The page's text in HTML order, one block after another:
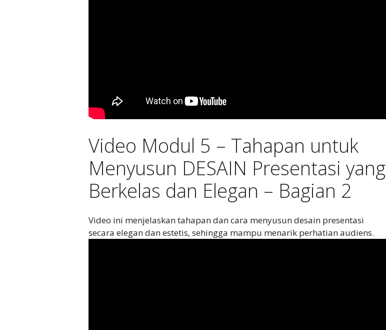
Video Modul 5 – Tahapan untuk
Menyusun DESAIN Presentasi yang
Berkelas dan Elegan – Bagian 2
Video ini menjelaskan tahapan dan cara menyusun desain presentasi
secara elegan dan estetis, sehingga mampu menarik perhatian audiens.